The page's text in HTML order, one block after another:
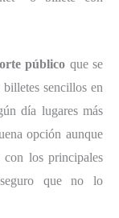
público que se
sencillos en
día lugares más
opción aunque
con los principales
que no lo